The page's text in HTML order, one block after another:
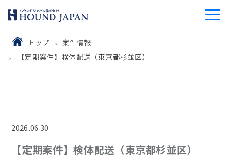
トップ
案件情報
【定期案件】検体配送（東京都杉並区）
2026.06.30
【定期案件】検体配送（東京都杉並区）